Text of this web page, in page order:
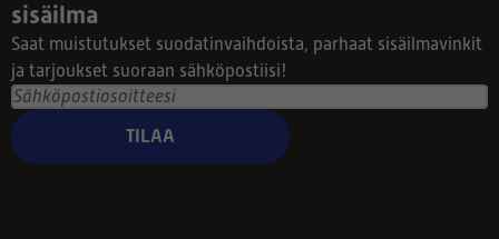
sisäilma
Saat muistutukset suodatinvaihdoista, parhaat sisäilmavinkit
ja tarjoukset suoraan sähköpostiisi!
TILAA